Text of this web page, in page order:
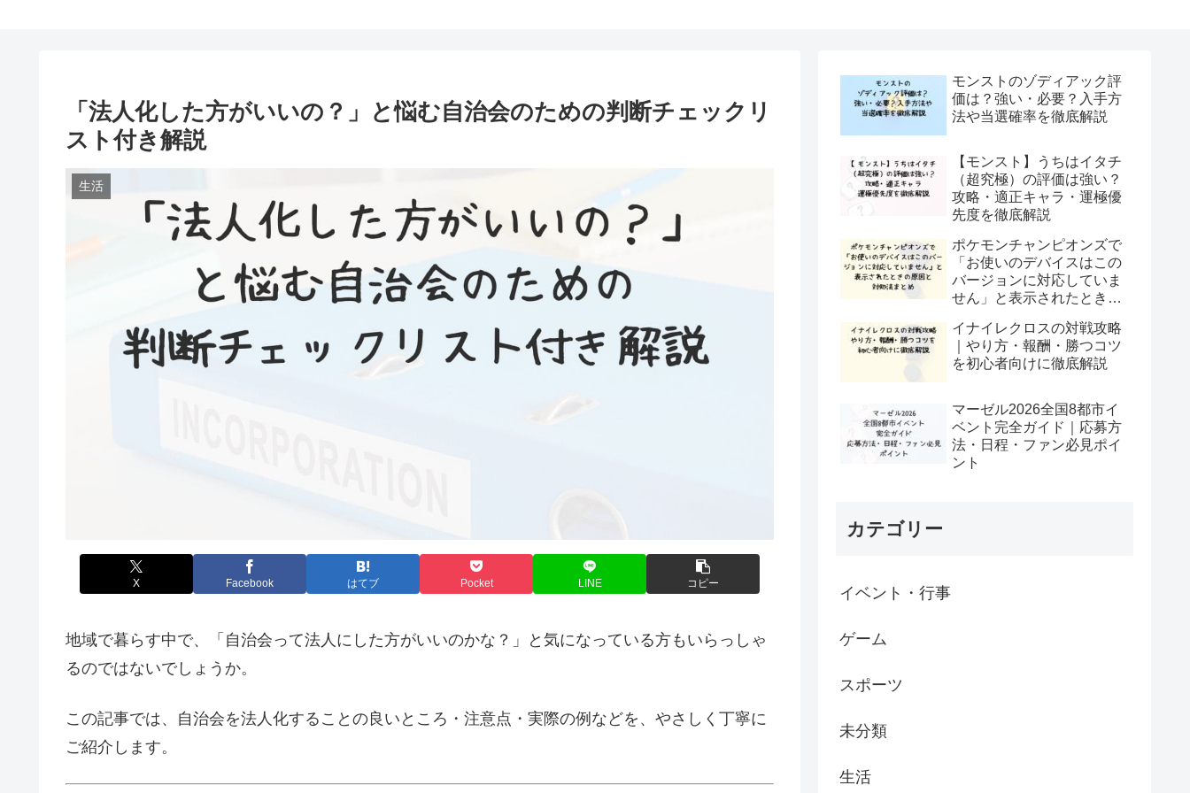
「法人化した方がいいの？」と悩む自治会のための判断チェックリ
スト付き解説
生活
X Facebook はてブ Pocket LINE コピー
地域で暮らす中で、「自治会って法人にした方がいいのかな？」と気になっている方もいらっしゃ
るのではないでしょうか。
この記事では、自治会を法人化することの良いところ・注意点・実際の例などを、やさしく丁寧に
ご紹介します。
モンストのゾディアック評
価は？強い・必要？入手方
法や当選確率を徹底解説
【モンスト】うちはイタチ
（超究極）の評価は強い？
攻略・適正キャラ・運極優
先度を徹底解説
ポケモンチャンピオンズで
「お使いのデバイスはこの
バージョンに対応していま
せん」と表示されたときの
イナイレクロスの対戦攻略
｜やり方・報酬・勝つコツ
を初心者向けに徹底解説
マーゼル2026全国8都市イ
ベント完全ガイド｜応募方
法・日程・ファン必見ポイ
ント
カテゴリー
イベント・行事
ゲーム
スポーツ
未分類
生活